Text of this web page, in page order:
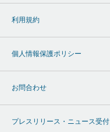
利用規約
個人情報保護ポリシー
お問合わせ
プレスリリース・ニュース受付